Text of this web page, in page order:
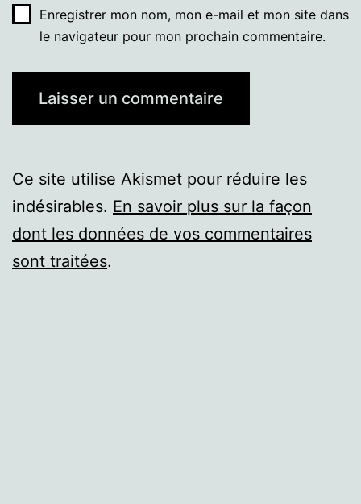
Enregistrer mon nom, mon e-mail et mon site dans
le navigateur pour mon prochain commentaire.
Ce site utilise Akismet pour réduire les
indésirables. En savoir plus sur la façon
dont les données de vos commentaires
sont traitées.